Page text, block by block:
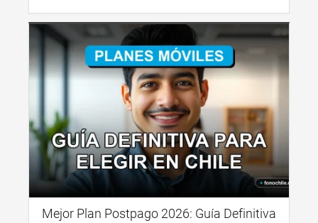
Mejor Plan Postpago 2026: Guía Definitiva